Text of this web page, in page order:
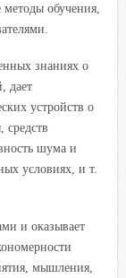
обучения,
знаниях о
дает
устройств о
шума и
условиях, и т.
и оказывает
мышления,